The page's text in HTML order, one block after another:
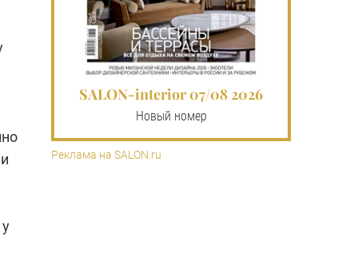
SALON-interior 07/08 2026
Новый номер
Реклама на SALON.ru